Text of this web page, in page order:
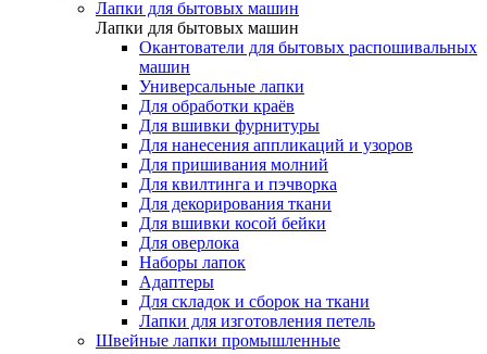
Лапки для бытовых машин
Лапки для бытовых машин
Окантователи для бытовых распошивальных
машин
Универсальные лапки
Для обработки краёв
Для вшивки фурнитуры
Для нанесения аппликаций и узоров
Для пришивания молний
Для квилтинга и пэчворка
Для декорирования ткани
Для вшивки косой бейки
Для оверлока
Наборы лапок
Адаптеры
Для складок и сборок на ткани
Лапки для изготовления петель
Швейные лапки промышленные